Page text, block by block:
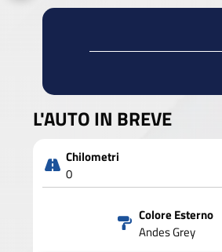
L'AUTO IN BREVE
Chilometri
0
Colore Esterno
Andes Grey